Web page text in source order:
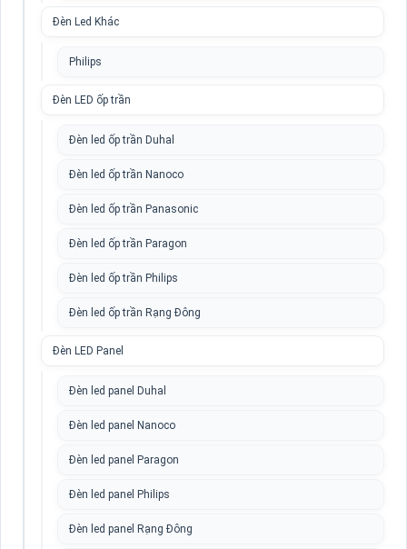
Đèn Led Khác
Philips
Đèn LED ốp trần
Đèn led ốp trần Duhal
Đèn led ốp trần Nanoco
Đèn led ốp trần Panasonic
Đèn led ốp trần Paragon
Đèn led ốp trần Philips
Đèn led ốp trần Rạng Đông
Đèn LED Panel
Đèn led panel Duhal
Đèn led panel Nanoco
Đèn led panel Paragon
Đèn led panel Philips
Đèn led panel Rạng Đông